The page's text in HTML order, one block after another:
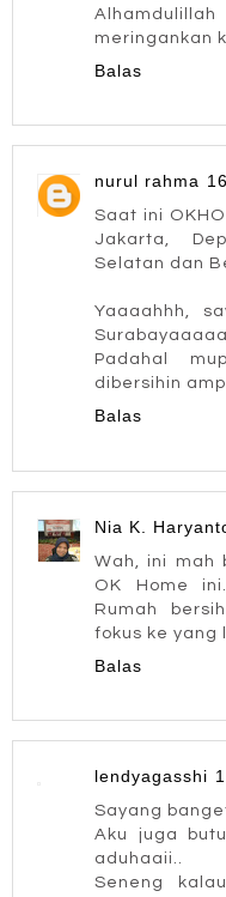
meringankan
Balas
nurul rahma
Saat ini
Jakarta,
Selatan dan
Yaaaahhh,
Surabayaaaaa
Padahal
dibersihin
Balas
Nia K.
Wah, ini mah
OK Home
Rumah
fokus ke yang
Balas
lendyagasshi
Sayang
Aku juga
aduhaaii..
Seneng